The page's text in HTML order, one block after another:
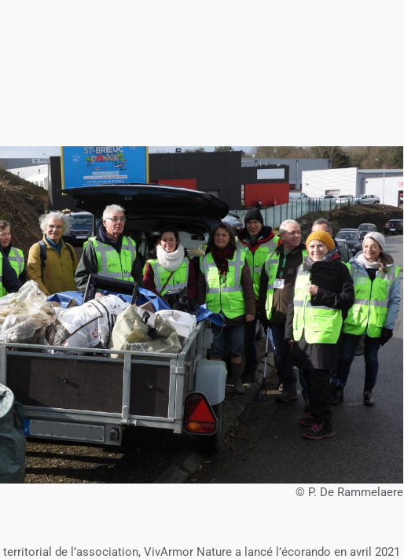
© P. De Rammelaere
de l’association, VivArmor Nature a lancé l’écorando en avril 2021